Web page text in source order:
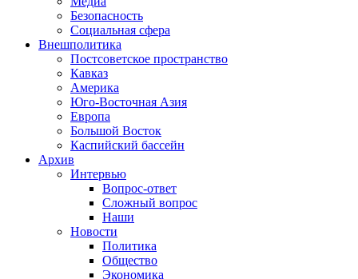
Безопасность
Социальная сфера
Внешполитика
Постсоветское пространство
Кавказ
Америка
Юго-Восточная Азия
Европа
Большой Восток
Каспийский бассейн
Архив
Интервью
Вопрос-ответ
Сложный вопрос
Наши
Новости
Политика
Общество
Экономика